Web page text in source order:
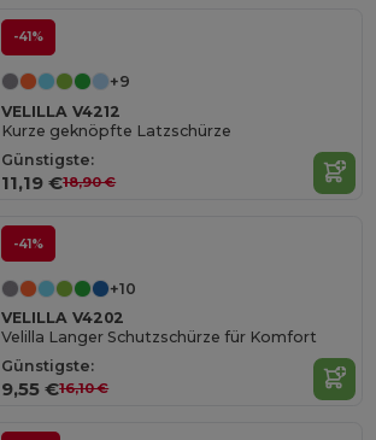
-41%
+9
VELILLA V4212
Kurze geknöpfte Latzschürze
Günstigste:
11,19 €18,90 €
-41%
+10
VELILLA V4202
Velilla Langer Schutzschürze für Komfort
Günstigste:
9,55 €16,10 €